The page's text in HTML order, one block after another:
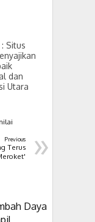
Situs
dan
Utara
»
Previous
Terus
Daya